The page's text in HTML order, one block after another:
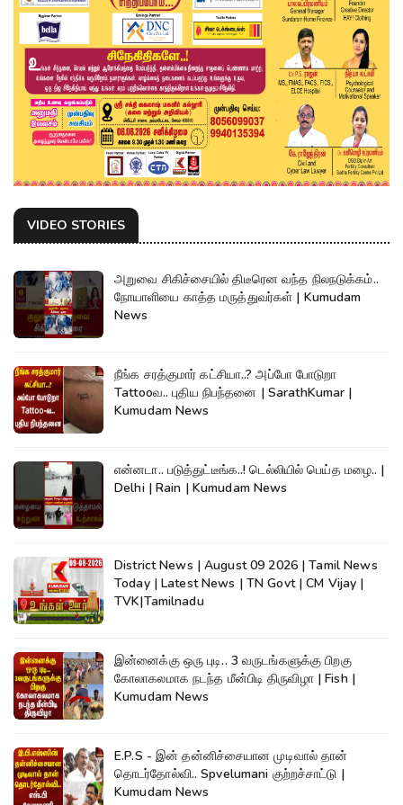
VIDEO STORIES
அறுவை சிகிச்சையில் திடீரென வந்த நிலநடுக்கம்..
நோயாளியை காத்த மருத்துவர்கள் | Kumudam
News
நீங்க சரத்குமார் கட்சியா..? அப்போ போடுறா
Tattooவ.. புதிய நிபந்தனை | SarathKumar |
Kumudam News
என்னடா.. படுத்துட்டீங்க..! டெல்லியில் பெய்த மழை.. |
Delhi | Rain | Kumudam News
District News | August 09 2026 | Tamil News
Today | Latest News | TN Govt | CM Vijay |
TVK|Tamilnadu
இன்னைக்கு ஒரு புடி.. 3 வருடங்களுக்கு பிறகு
கோலாகலமாக நடந்த மீன்பிடி திருவிழா | Fish |
Kumudam News
E.P.S - இன் தன்னிச்சையான முடிவால் தான்
தொடர்தோல்வி.. Spvelumani குற்றச்சாட்டு |
Kumudam News